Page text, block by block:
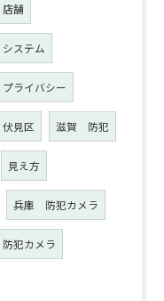
店舗
システム
プライバシー
伏見区 滋賀 防犯
見え方
兵庫 防犯カメラ
犯カメラ